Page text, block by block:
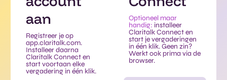
aan
Registreer je op
app.claritalk.com.
Installeer daarna
Claritalk Connect en
start voortaan elke
vergadering in één klik.
Optioneel maar
handig: installeer
Claritalk Connect en
start je vergaderingen
in één klik. Geen zin?
Werkt ook prima via de
browser.